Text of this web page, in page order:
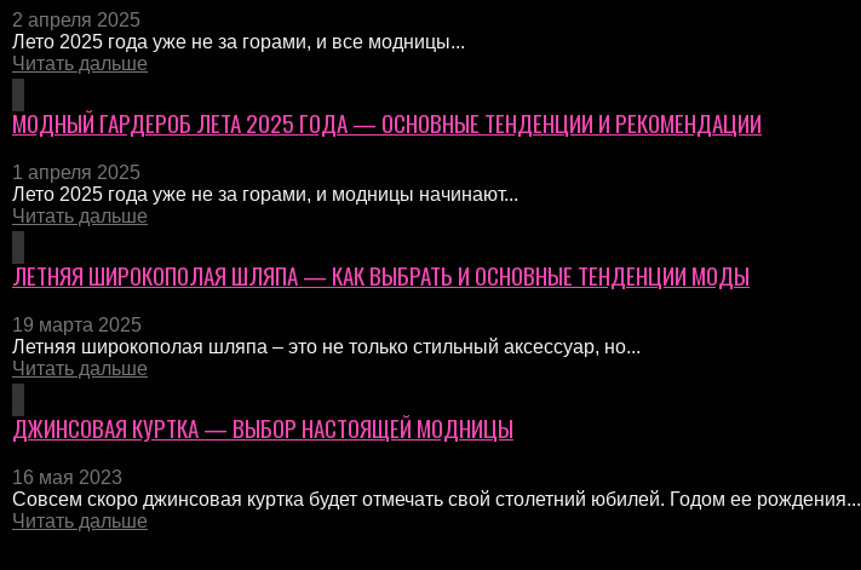
2 апреля 2025
Лето 2025 года уже не за горами, и все модницы...
Читать дальше
МОДНЫЙ ГАРДЕРОБ ЛЕТА 2025 ГОДА — ОСНОВНЫЕ ТЕНДЕНЦИИ И РЕКОМЕНДАЦИИ
1 апреля 2025
Лето 2025 года уже не за горами, и модницы начинают...
Читать дальше
ЛЕТНЯЯ ШИРОКОПОЛАЯ ШЛЯПА — КАК ВЫБРАТЬ И ОСНОВНЫЕ ТЕНДЕНЦИИ МОДЫ
19 марта 2025
Летняя широкополая шляпа – это не только стильный аксессуар, но...
Читать дальше
ДЖИНСОВАЯ КУРТКА — ВЫБОР НАСТОЯЩЕЙ МОДНИЦЫ
16 мая 2023
Совсем скоро джинсовая куртка будет отмечать свой столетний юбилей. Годом ее рождения...
Читать дальше